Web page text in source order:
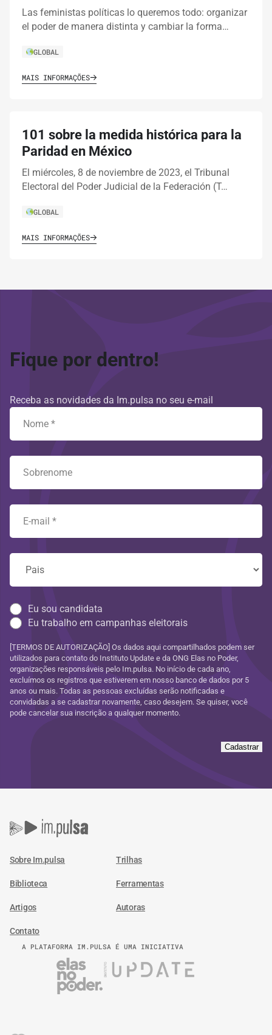
Las feministas políticas lo queremos todo: organizar
el poder de manera distinta y cambiar la forma…
GLOBAL
MAIS INFORMAÇÕES
101 sobre la medida histórica para la
Paridad en México
El miércoles, 8 de noviembre de 2023, el Tribunal
Electoral del Poder Judicial de la Federación (T…
GLOBAL
MAIS INFORMAÇÕES
Fique por dentro!
Receba as novidades da Im.pulsa no seu e-mail
Eu sou candidata
Eu trabalho em campanhas eleitorais
[TERMOS DE AUTORIZAÇÃO] Os dados aqui compartilhados podem ser
utilizados para contato do Instituto Update e da ONG Elas no Poder,
organizações responsáveis pelo Im.pulsa. No início de cada ano,
excluímos os registros que estiverem em nosso banco de dados por 5
anos ou mais. Todas as pessoas excluídas serão notificadas e
convidadas a se cadastrar novamente, caso desejem. Se quiser, você
pode cancelar sua inscrição a qualquer momento.
Cadastrar
Sobre Im.pulsa Trilhas
Biblioteca Ferramentas
Artigos Autoras
Contato
A PLATAFORMA IM.PULSA É UMA INICIATIVA